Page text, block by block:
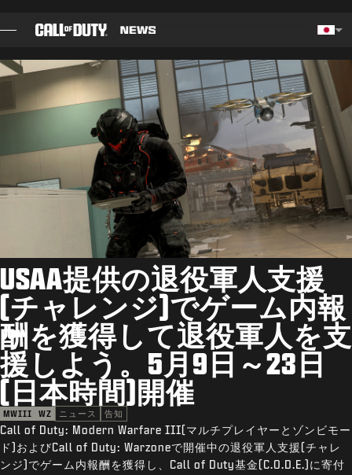
ブログ
パッチノート
STORE
ESPORTS
サポート
REDEEM BETA CODE
XBOX GAME PASS
ログイン| サインアップ
USAA提供の退役軍人支援
(チャレンジ)でゲーム内報
酬を獲得して退役軍人を支
援しよう。5月9日～23日
(日本時間)開催
MWIII WZ ニュース 告知
Call of Duty: Modern Warfare III(マルチプレイヤーとゾンビモー
ド)およびCall of Duty: Warzoneで開催中の退役軍人支援(チャレ
ンジ)でゲーム内報酬を獲得し、Call of Duty基金(C.O.D.E.)に寄付